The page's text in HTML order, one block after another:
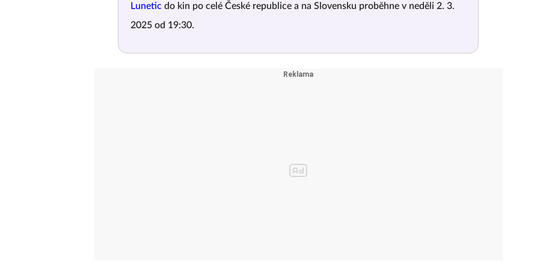
Lunetic do kin po celé České republice a na Slovensku proběhne v neděli 2. 3.
2025 od 19:30.